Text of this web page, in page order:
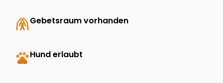
folded_handsGebetsraum vorhanden
petsHund erlaubt